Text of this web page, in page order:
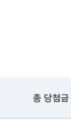
총 당첨금